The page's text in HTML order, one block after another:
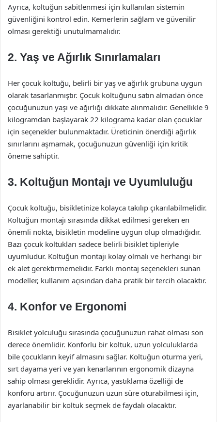
Ayrıca, koltuğun sabitlenmesi için kullanılan sistemin
güvenliğini kontrol edin. Kemerlerin sağlam ve güvenilir
olması gerektiği unutulmamalıdır.
2. Yaş ve Ağırlık Sınırlamaları
Her çocuk koltuğu, belirli bir yaş ve ağırlık grubuna uygun
olarak tasarlanmıştır. Çocuk koltuğunu satın almadan önce
çocuğunuzun yaşı ve ağırlığı dikkate alınmalıdır. Genellikle 9
kilogramdan başlayarak 22 kilograma kadar olan çocuklar
için seçenekler bulunmaktadır. Üreticinin önerdiği ağırlık
sınırlarını aşmamak, çocuğunuzun güvenliği için kritik
öneme sahiptir.
3. Koltuğun Montajı ve Uyumluluğu
Çocuk koltuğu, bisikletinize kolayca takılıp çıkarılabilmelidir.
Koltuğun montajı sırasında dikkat edilmesi gereken en
önemli nokta, bisikletin modeline uygun olup olmadığıdır.
Bazı çocuk koltukları sadece belirli bisiklet tipleriyle
uyumludur. Koltuğun montajı kolay olmalı ve herhangi bir
ek alet gerektirmemelidir. Farklı montaj seçenekleri sunan
modeller, kullanım açısından daha pratik bir tercih olacaktır.
4. Konfor ve Ergonomi
Bisiklet yolculuğu sırasında çocuğunuzun rahat olması son
derece önemlidir. Konforlu bir koltuk, uzun yolculuklarda
bile çocukların keyif almasını sağlar. Koltuğun oturma yeri,
sırt dayama yeri ve yan kenarlarının ergonomik dizayna
sahip olması gereklidir. Ayrıca, yastıklama özelliği de
konforu artırır. Çocuğunuzun uzun süre oturabilmesi için,
ayarlanabilir bir koltuk seçmek de faydalı olacaktır.